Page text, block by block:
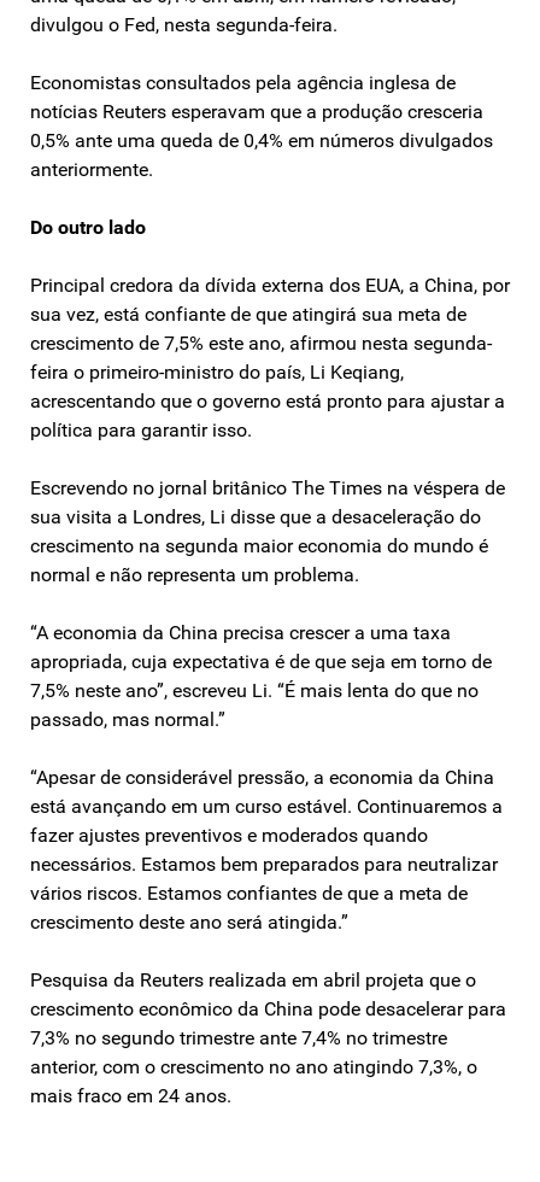
divulgou o Fed, nesta segunda-feira.
Economistas consultados pela agência inglesa de
notícias Reuters esperavam que a produção cresceria
0,5% ante uma queda de 0,4% em números divulgados
anteriormente.
Do outro lado
Principal credora da dívida externa dos EUA, a China, por
sua vez, está confiante de que atingirá sua meta de
crescimento de 7,5% este ano, afirmou nesta segunda-
feira o primeiro-ministro do país, Li Keqiang,
acrescentando que o governo está pronto para ajustar a
política para garantir isso.
Escrevendo no jornal britânico The Times na véspera de
sua visita a Londres, Li disse que a desaceleração do
crescimento na segunda maior economia do mundo é
normal e não representa um problema.
“A economia da China precisa crescer a uma taxa
apropriada, cuja expectativa é de que seja em torno de
7,5% neste ano”, escreveu Li. “É mais lenta do que no
passado, mas normal.”
“Apesar de considerável pressão, a economia da China
está avançando em um curso estável. Continuaremos a
fazer ajustes preventivos e moderados quando
necessários. Estamos bem preparados para neutralizar
vários riscos. Estamos confiantes de que a meta de
crescimento deste ano será atingida.”
Pesquisa da Reuters realizada em abril projeta que o
crescimento econômico da China pode desacelerar para
7,3% no segundo trimestre ante 7,4% no trimestre
anterior, com o crescimento no ano atingindo 7,3%, o
mais fraco em 24 anos.